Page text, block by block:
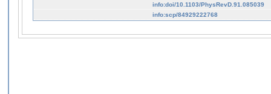
info:doi/10.1103/PhysRevD.91.085039
info:scp/84929222768